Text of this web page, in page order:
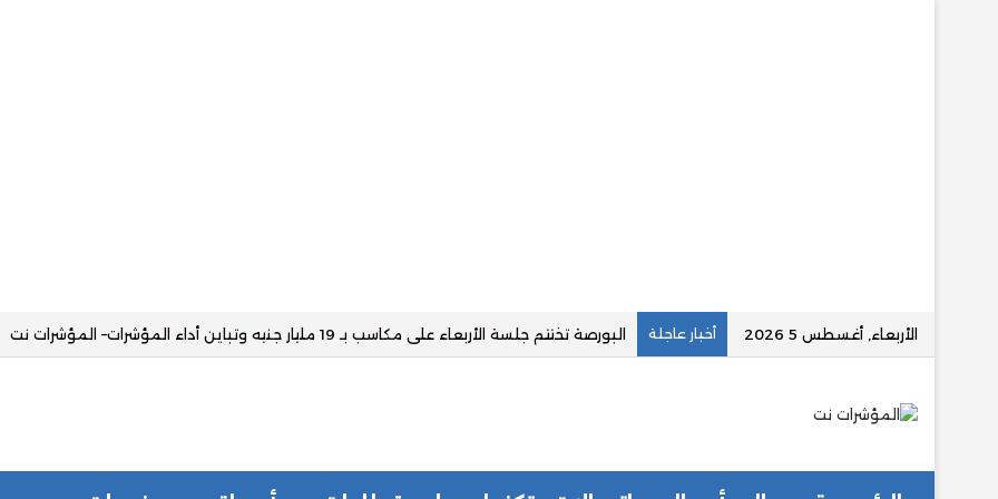
الأربعاء, أغسطس 5 2026 أخبار عاجلة عاجل.. ارتفاع قوي في أسعار الذهب والأوقية تقفز 80 دولارًا– المؤشرات نت